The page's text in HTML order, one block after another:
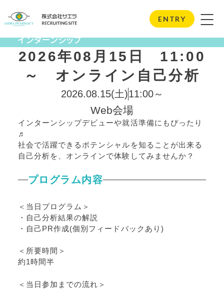
ENTRY
Internship
インターンシップ
2026年08月15日 11:00
～ オンライン自己分析
2026.08.15(土)11:00～
Web会場
インターンシップデビューや就活準備にもぴったり
♬
社会で活躍できるポテンシャルを知ることが出来る
自己分析を、オンラインで体験してみませんか？
プログラム内容
＜当日プログラム＞
・自己分析結果の解説
・自己PR作成(個別フィードバックあり)
＜所要時間＞
約1時間半
＜当日参加までの流れ＞